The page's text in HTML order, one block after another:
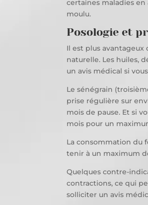
certaines maladies
moulu.
Posologie et
Il est plus avantageux
naturelle. Les huiles,
un avis médical si
Le sénégrain
prise régulière sur
mois de pause. Et si
mois pour un
La consommation du
tenir à un maximum
Quelques contre-
contractions, ce qui
solliciter un avis